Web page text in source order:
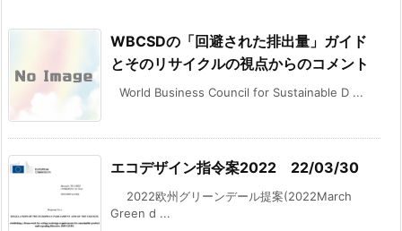
WBCSDの「回避された排出量」ガイド
とそのリサイクルの視点からのコメント
World Business Council for Sustainable D ...
エコデザイン指令案2022 22/03/30
2022欧州グリーンデール提案(2022March
Green d ...